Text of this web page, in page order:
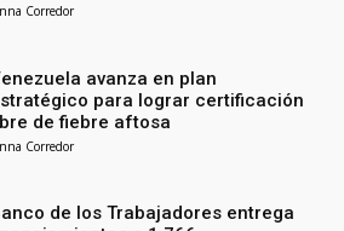
Corredor
avanza en plan
para lograr certificación
de fiebre aftosa
Corredor
de los Trabajadores entrega